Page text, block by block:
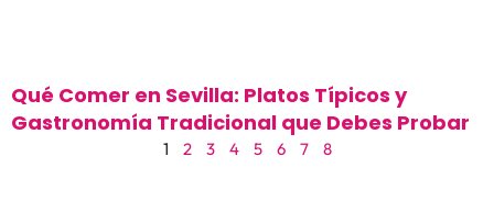
Qué Comer en Sevilla: Platos Típicos y
Gastronomía Tradicional que Debes Probar
1 2 3 4 5 6 7 8